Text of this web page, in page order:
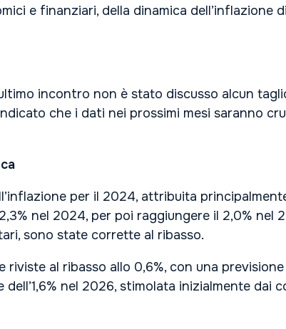
e finanziari, della dinamica dell’inflazione
incontro non è stato discusso alcun
che i dati nei prossimi mesi saranno
per il 2024, attribuita
nel 2024, per poi raggiungere il 2,0% nel
sono state corrette al ribasso.
al ribasso allo 0,6%, con una
nel 2026, stimolata inizialmente dai